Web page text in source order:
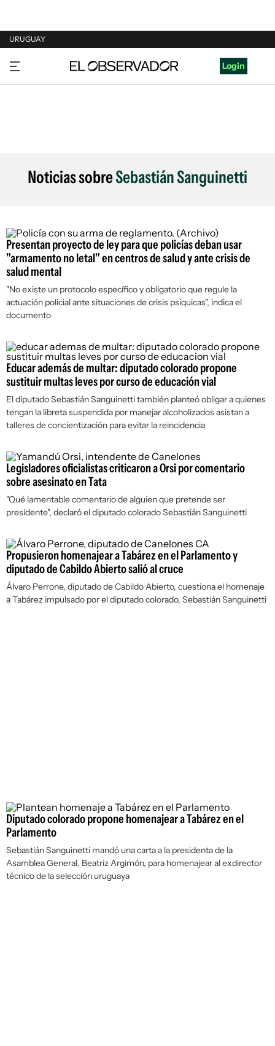
URUGUAY
URUGUAY
ARGENTINA
Login
Noticias sobreSebastián Sanguinetti
Presentan proyecto de ley para que policías deban usar
"armamento no letal" en centros de salud y ante crisis de
salud mental
"No existe un protocolo específico y obligatorio que regule la
actuación policial ante situaciones de crisis psíquicas", indica el
documento
Educar además de multar: diputado colorado propone
sustituir multas leves por curso de educación vial
El diputado Sebastián Sanguinetti también planteó obligar a quienes
tengan la libreta suspendida por manejar alcoholizados asistan a
talleres de concientización para evitar la reincidencia
Legisladores oficialistas criticaron a Orsi por comentario
sobre asesinato en Tata
"Qué lamentable comentario de alguien que pretende ser
presidente", declaró el diputado colorado Sebastián Sanguinetti
Propusieron homenajear a Tabárez en el Parlamento y
diputado de Cabildo Abierto salió al cruce
Álvaro Perrone, diputado de Cabildo Abierto, cuestiona el homenaje
a Tabárez impulsado por el diputado colorado, Sebastián Sanguinetti
Diputado colorado propone homenajear a Tabárez en el
Parlamento
Sebastián Sanguinetti mandó una carta a la presidenta de la
Asamblea General, Beatriz Argimón, para homenajear al exdirector
técnico de la selección uruguaya